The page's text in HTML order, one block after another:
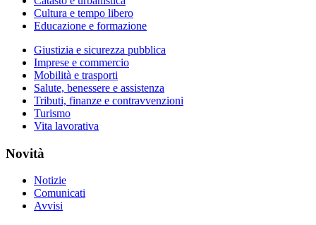
Cultura e tempo libero
Educazione e formazione
Giustizia e sicurezza pubblica
Imprese e commercio
Mobilità e trasporti
Salute, benessere e assistenza
Tributi, finanze e contravvenzioni
Turismo
Vita lavorativa
Novità
Notizie
Comunicati
Avvisi